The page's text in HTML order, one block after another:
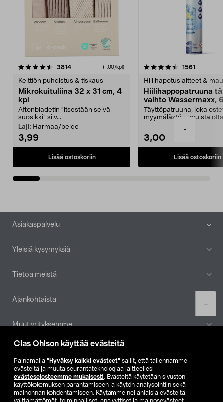
Clas Ohlson käyttää evästeitä
Painamalla ”Hyväksy kaikki evästeet” sallit, että tallennamme
evästeitä ja muuta seurantateknologiaa laitteellesi
evästeselosteemme mukaisesti. Evästeitä käytetään sivuston
käyttökokemuksen parantamiseen ja käytön analysointiin sekä
mainonnan kohdentamiseen. Käytämme neljänlaisia evästeitä:
välttämättömät, toiminnalliset, analyyttiset ja mainosevästeet.
-
+
3814arvostelut (1,00/kpl)
Keittiön puhdistus & tiskaus
Mikrokuituliina 32 x 31 cm, 4
kpl
Aftonbladetin "itsestään selvä
suosikki" siiv...
Laji: Harmaa/beige
3,99
Lisää ostoskoriin
4.5viidestä
1561
Hiilihapotuslaitteet &
Hiilihappopatruuna
vaihto Wassermaxx,
Täyttöpatruuna, joka
myymälästä – muista
3,00
Lisää ostoskoriin
4.5viidestä
Alatunniste
Asiakaspalvelu
Yleisiä kysymyksiä
Tietoa meistä
Ajankohtaista
Muut yrityksemme
Etsi myymälä
SE NO FI
FI SV